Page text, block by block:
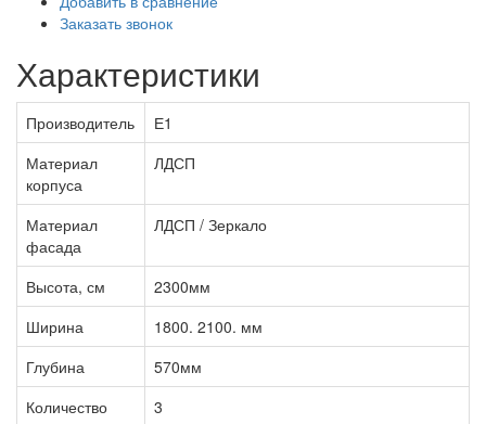
Заказать звонок
Характеристики
Производитель
Е1
Материал
корпуса
ЛДСП
Материал
фасада
ЛДСП / Зеркало
Высота, см
2300мм
Ширина
1800. 2100. мм
Глубина
570мм
Количество
3